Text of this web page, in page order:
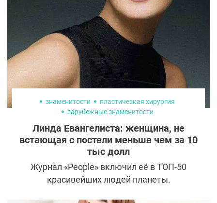
знаменитости
пластическая хирургия
зарубежные знаменитости
Линда Евангелиста: женщина, не
встающая с постели меньше чем за 10
тыс долл
Журнал «People» включил её в ТОП-50
красивейших людей планеты.